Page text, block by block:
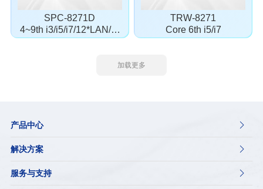
SPC-8271D
4~9th i3/i5/i7/12*LAN/8*
COM
TRW-8271
Core 6th i5/i7
加载更多
产品中心 
解决方案 
服务与支持 